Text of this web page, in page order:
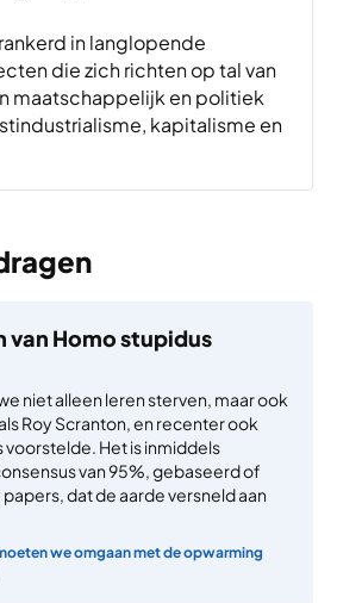
in langlopende
die zich richten op tal van
maatschappelijk en politiek
kapitalisme en
van Homo stupidus
niet alleen leren sterven, maar ook
Roy Scranton, en recenter ook
voorstelde. Het is inmiddels
van 95%, gebaseerd of
dat de aarde versneld aan
we omgaan met de opwarming